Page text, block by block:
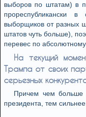
выборов по штатам) в
прореспубликански
выборщиков от разных
штатов чуть больше),
перевес по
На текущий
Трампа от своих
серьезных
Причем чем больше
президента, тем